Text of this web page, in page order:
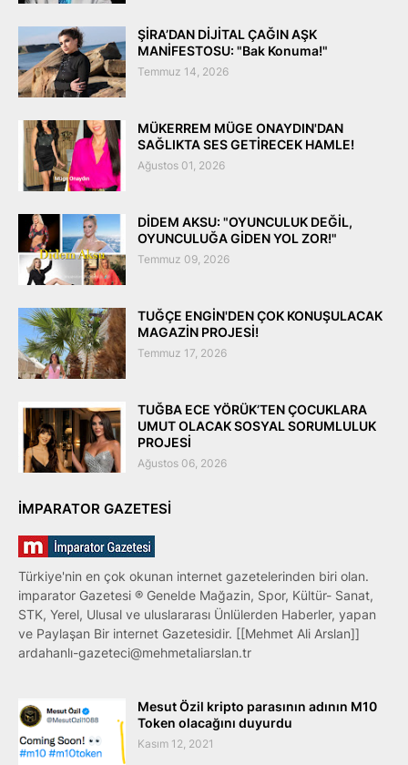
ŞİRA’DAN DİJİTAL ÇAĞIN AŞK
MANİFESTOSU: "Bak Konuma!"
Temmuz 14, 2026
MÜKERREM MÜGE ONAYDIN'DAN
SAĞLIKTA SES GETİRECEK HAMLE!
Ağustos 01, 2026
DİDEM AKSU: "OYUNCULUK DEĞİL,
OYUNCULUĞA GİDEN YOL ZOR!"
Temmuz 09, 2026
TUĞÇE ENGİN'DEN ÇOK KONUŞULACAK
MAGAZİN PROJESİ!
Temmuz 17, 2026
TUĞBA ECE YÖRÜK’TEN ÇOCUKLARA
UMUT OLACAK SOSYAL SORUMLULUK
PROJESİ
Ağustos 06, 2026
IMPARATOR GAZETESI
Türkiye'nin en çok okunan internet gazetelerinden biri olan.
imparator Gazetesi ® Genelde Mağazin, Spor, Kültür- Sanat,
STK, Yerel, Ulusal ve uluslararası Ünlülerden Haberler, yapan
ve Paylaşan Bir internet Gazetesidir. [[Mehmet Ali Arslan]]
ardahanlı-gazeteci@mehmetaliarslan.tr
Mesut Özil kripto parasının adının M10
Token olacağını duyurdu
Kasım 12, 2021